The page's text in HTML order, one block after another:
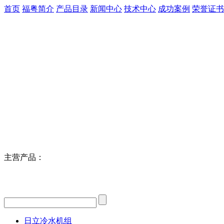
首页 福粤简介 产品目录 新闻中心 技术中心 成功案例 荣誉证书
主营产品：
日立冷水机组